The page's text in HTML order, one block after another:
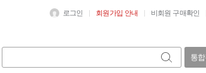
로그인 회원가입 안내 비회원 구매확인
통